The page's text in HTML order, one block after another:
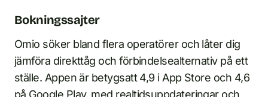
Bokningssajter
Omio söker bland flera operatörer och låter dig
jämföra direkttåg och förbindelsealternativ på ett
ställe. Appen är betygsatt 4,9 i App Store och 4,6